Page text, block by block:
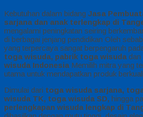
Kebutuhan dalam bidang Jasa
sarjana dan anak terlengkap di
mengalami peningkatan seiring
di berbagai jenjang pendidikan Oleh
yang terpercaya sangat berpengaruh
toga wisuda, pabrik toga wisuda dan
wisuda Indonesia Memilih mitra yang
utama untuk mendapatkan produk
Dimulai dari toga wisuda sarjana,
wisuda TK, toga wisuda SD, hingga
perlengkapan wisuda lengkap di